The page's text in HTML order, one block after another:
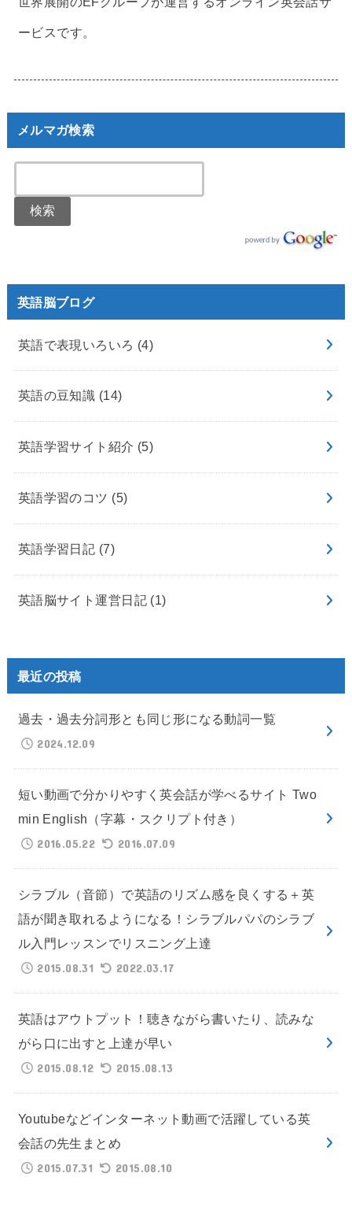
ービスです。
メルマガ検索
英語脳ブログ
英語で表現いろいろ (4)
英語の豆知識 (14)
英語学習サイト紹介 (5)
英語学習のコツ (5)
英語学習日記 (7)
英語脳サイト運営日記 (1)
最近の投稿
過去・過去分詞形とも同じ形になる動詞一覧
2024.12.09
短い動画で分かりやすく英会話が学べるサイト Two
min English（字幕・スクリプト付き）
2016.05.22
2016.07.09
シラブル（音節）で英語のリズム感を良くする＋英
語が聞き取れるようになる！シラブルパパのシラブ
ル入門レッスンでリスニング上達
2015.08.31
2022.03.17
英語はアウトプット！聴きながら書いたり、読みな
がら口に出すと上達が早い
2015.08.12
2015.08.13
Youtubeなどインターネット動画で活躍している英
会話の先生まとめ
2015.07.31
2015.08.10